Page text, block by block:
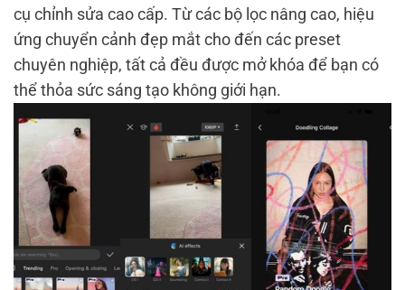
cụ chỉnh sửa cao cấp. Từ các bộ lọc nâng cao, hiệu
ứng chuyển cảnh đẹp mắt cho đến các preset
chuyên nghiệp, tất cả đều được mở khóa để bạn có
thể thỏa sức sáng tạo không giới hạn.